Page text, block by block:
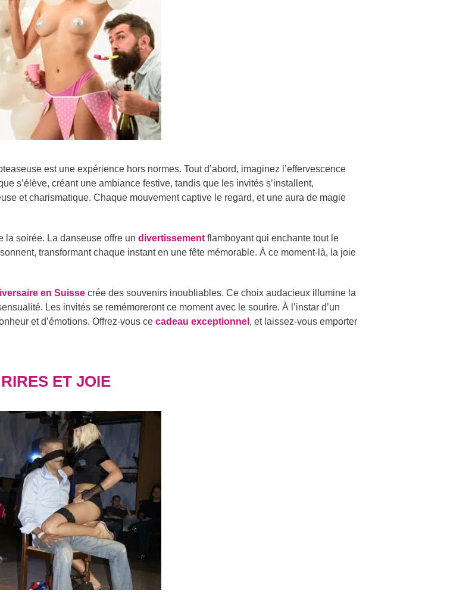
est une expérience hors normes. Tout d’abord, imaginez l’effervescence
s’élève, créant une ambiance festive, tandis que les invités s’installent,
et charismatique. Chaque mouvement captive le regard, et une aura de magie
la soirée. La danseuse offre un divertissement flamboyant qui enchante tout le
transformant chaque instant en une fête mémorable. À ce moment-là, la joie
en Suisse crée des souvenirs inoubliables. Ce choix audacieux illumine la
Les invités se remémoreront ce moment avec le sourire. À l’instar d’un
et d’émotions. Offrez-vous ce cadeau exceptionnel , et laissez-vous emporter
ET JOIE